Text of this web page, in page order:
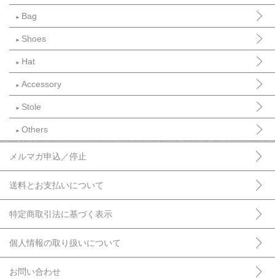
► Bag
► Shoes
► Hat
► Accessory
► Stole
► Others
メルマガ申込／停止
送料とお支払いについて
特定商取引法に基づく表示
個人情報の取り扱いについて
お問い合わせ